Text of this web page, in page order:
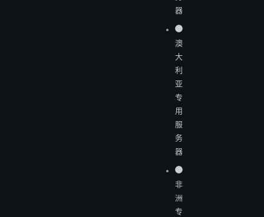
器
澳
大
利
亚
专
用
服
务
器
非
洲
专